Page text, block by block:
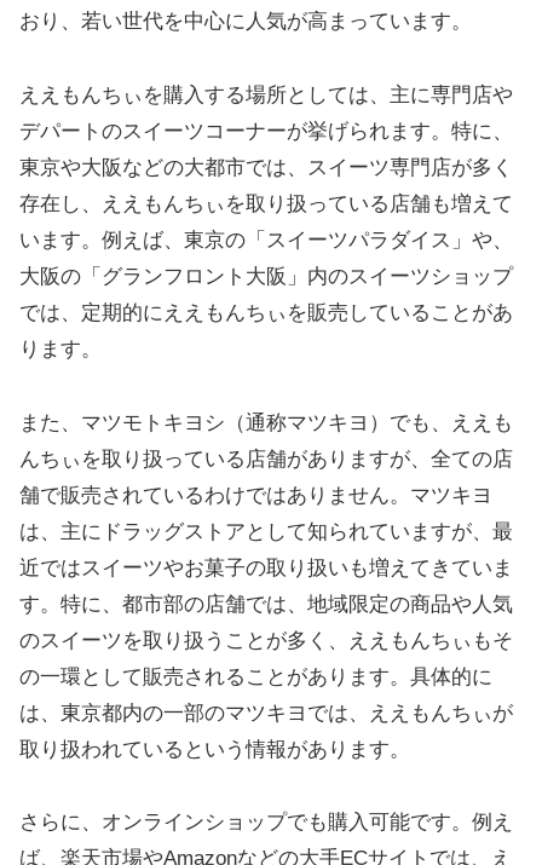
おり、若い世代を中心に人気が高まっています。
ええもんちぃを購入する場所としては、主に専門店や
デパートのスイーツコーナーが挙げられます。特に、
東京や大阪などの大都市では、スイーツ専門店が多く
存在し、ええもんちぃを取り扱っている店舗も増えて
います。例えば、東京の「スイーツパラダイス」や、
大阪の「グランフロント大阪」内のスイーツショップ
では、定期的にええもんちぃを販売していることがあ
ります。
また、マツモトキヨシ（通称マツキヨ）でも、ええも
んちぃを取り扱っている店舗がありますが、全ての店
舗で販売されているわけではありません。マツキヨ
は、主にドラッグストアとして知られていますが、最
近ではスイーツやお菓子の取り扱いも増えてきていま
す。特に、都市部の店舗では、地域限定の商品や人気
のスイーツを取り扱うことが多く、ええもんちぃもそ
の一環として販売されることがあります。具体的に
は、東京都内の一部のマツキヨでは、ええもんちぃが
取り扱われているという情報があります。
さらに、オンラインショップでも購入可能です。例え
ば、楽天市場やAmazonなどの大手ECサイトでは、え